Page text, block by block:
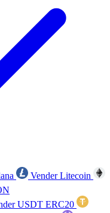
Vender Litecoin
USDT ERC20